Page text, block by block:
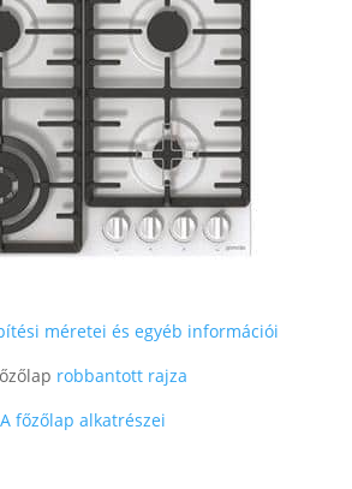
méretei és egyéb információi
robbantott rajza
A főzőlap alkatrészei